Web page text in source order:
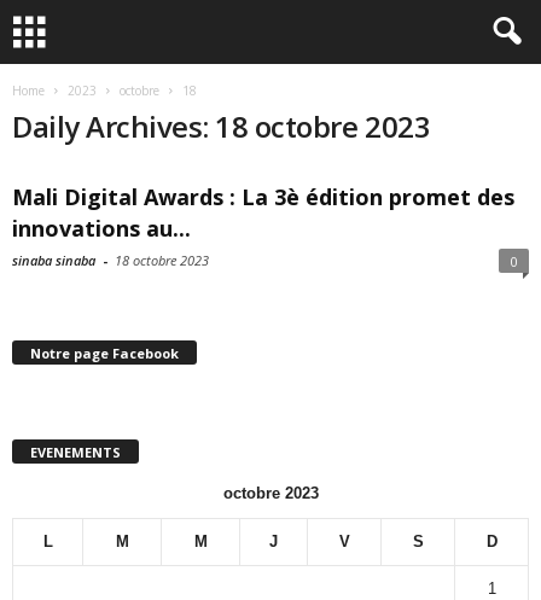
Home 2023 octobre 18
Daily Archives: 18 octobre 2023
Mali Digital Awards : La 3è édition promet des
innovations au...
sinaba sinaba - 18 octobre 2023 0
Notre page Facebook
EVENEMENTS
octobre 2023
L M M J V S D
1